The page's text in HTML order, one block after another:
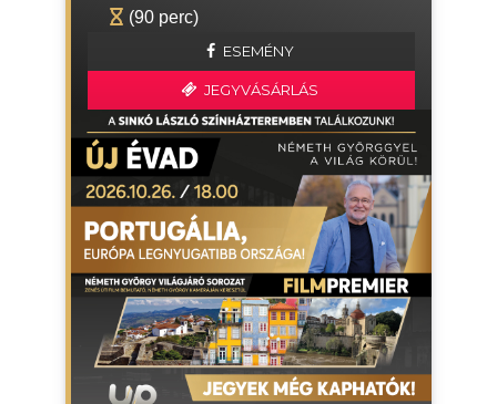
(90 perc)
ESEMÉNY
JEGYVÁSÁRLÁS